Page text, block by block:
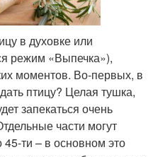
в духовке или
режим «Выпечка»),
моментов. Во-первых, в
птицу? Целая тушка,
запекаться очень
части могут
45-ти – в основном это